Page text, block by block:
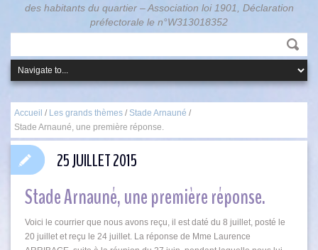
des habitants du quartier – Association loi 1901, Déclaration
préfectorale le n°W313018352
Accueil / Les grands thèmes / Stade Arnauné /
Stade Arnauné, une première réponse.
Stade Arnauné, une première réponse.
Voici le courrier que nous avons reçu, il est daté du 8 juillet, posté le
20 juillet et reçu le 24 juillet. La réponse de Mme Laurence
25 JUILLET 2015